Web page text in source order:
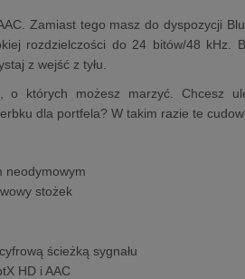
Zamiast tego masz do dyspozycji
rozdzielczości do 24 bitów/48 kHz.
z wejść z tyłu.
o których możesz marzyć. Chcesz
dla portfela? W takim razie te
neodymowym
stożek
ścieżką sygnału
HD i AAC